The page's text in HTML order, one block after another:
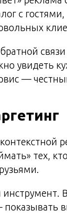
с
увидеть
—
тех,